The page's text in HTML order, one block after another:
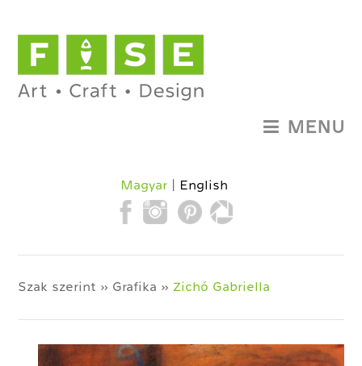
Magyar English
MENU
Szak szerint » Grafika » Zichó Gabriella